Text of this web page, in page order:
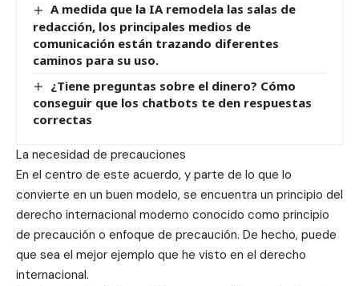
A medida que la IA remodela las salas de
redacción, los principales medios de
comunicación están trazando diferentes
caminos para su uso.
¿Tiene preguntas sobre el dinero? Cómo
conseguir que los chatbots te den respuestas
correctas
La necesidad de precauciones
En el centro de este acuerdo, y parte de lo que lo
convierte en un buen modelo, se encuentra un principio del
derecho internacional moderno conocido como principio
de precaución o enfoque de precaución. De hecho, puede
que sea el mejor ejemplo que he visto en el derecho
internacional.